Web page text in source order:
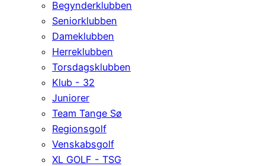
Begynderklubben
Seniorklubben
Dameklubben
Herreklubben
Torsdagsklubben
Klub - 32
Juniorer
Team Tange Sø
Regionsgolf
Venskabsgolf
XL GOLF - TSG